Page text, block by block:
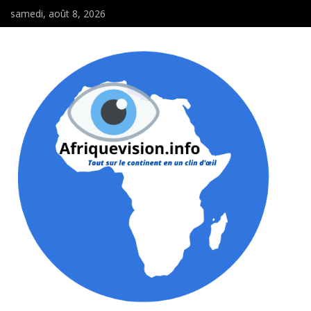
samedi, août 8, 2026